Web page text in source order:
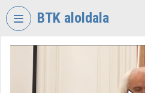
Skip header
BTK aloldala
RESEARCH